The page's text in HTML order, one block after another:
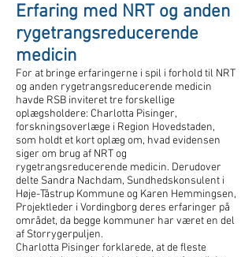
Erfaring med NRT og anden
rygetrangsreducerende
medicin
For at bringe erfaringerne i spil i forhold til NRT
og anden rygetrangsreducerende medicin
havde RSB inviteret tre forskellige
oplægsholdere: Charlotta Pisinger,
forskningsoverlæge i Region Hovedstaden,
som holdt et kort oplæg om, hvad evidensen
siger om brug af NRT og
rygetrangsreducerende medicin. Derudover
delte Sandra Nachdam, Sundhedskonsulent i
Høje-Tåstrup Kommune og Karen Hemmingsen,
Projektleder i Vordingborg deres erfaringer på
området, da begge kommuner har været en del
af Storrygerpuljen.
Charlotta Pisinger forklarede, at de fleste